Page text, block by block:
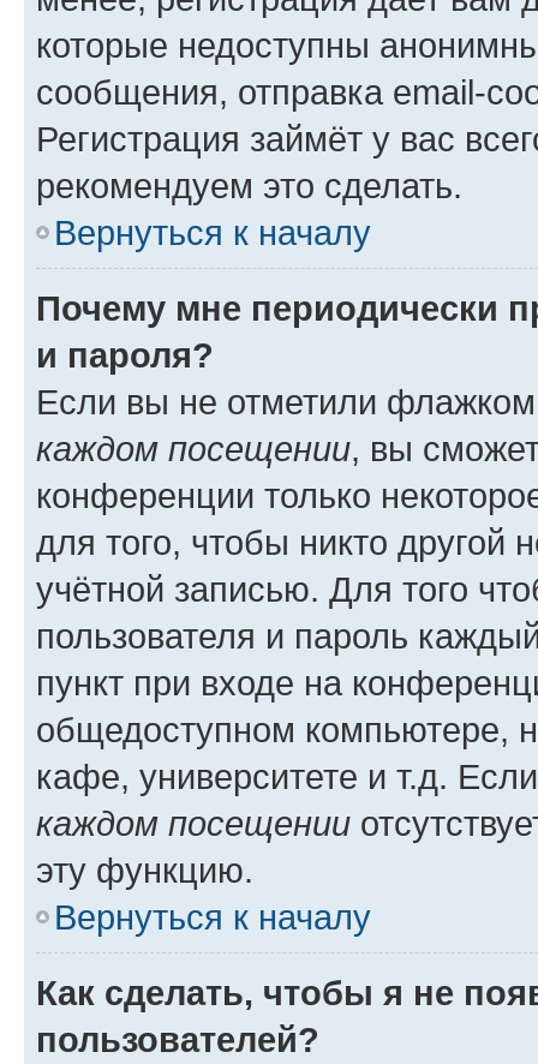
которые недоступны
сообщения, отправка email-
Регистрация займёт у вас
рекомендуем это сделать.
Вернуться к началу
Почему мне периодически
и пароля?
Если вы не отметили
каждом посещении, вы
конференции только
для того, чтобы никто другой
учётной записью. Для того
пользователя и пароль
пункт при входе на
общедоступном компьютере,
кафе, университете и т.д.
каждом посещении
эту функцию.
Вернуться к началу
Как сделать, чтобы я не
пользователей?